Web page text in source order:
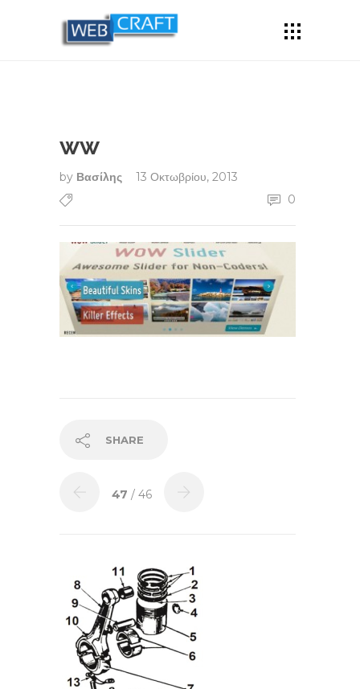
ww
by Βασίλης
13 Οκτωβρίου, 2013
0
SHARE
47 / 46